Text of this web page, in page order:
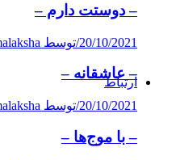
ارتباط
– دوستت دارم –
20/10/2021
/توسط jalal malaksha
– عاشقانه –
20/10/2021
/توسط jalal malaksha
– با موج‌ها –